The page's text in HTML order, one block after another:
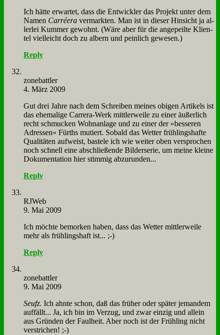
Ich hät­te er­war­tet, dass die Ent­wick­ler das Pro­jekt un­ter dem
Na­men Car­ré­era ver­mark­ten. Man ist in die­ser Hin­sicht ja al­
ler­lei Kum­mer ge­wohnt. (Wä­re aber für die an­ge­peil­te Kli­en­
tel viel­leicht doch zu al­bern und pein­lich ge­we­sen.)
Reply
zone­batt­ler
4. März 2009
Gut drei Jah­re nach dem Schrei­ben mei­nes obi­gen Ar­ti­kels ist
das ehe­ma­li­ge Car­rera-Werk mitt­ler­wei­le zu ei­ner äu­ßer­lich
recht schmucken Wohn­an­la­ge und zu ei­ner der »bes­se­ren
Adres­sen« Fürths mu­tiert. So­bald das Wet­ter früh­lings­haf­te
Qua­li­tä­ten auf­weist, ba­ste­le ich wie wei­ter oben ver­spro­chen
noch schnell ei­ne ab­schlie­ßen­de Bil­der­se­rie, um mei­ne klei­ne
Do­ku­men­ta­ti­on hier stim­mig ab­zu­run­den...
Reply
RJ­Web
9. Mai 2009
Ich möch­te be­mor­ken ha­ben, dass das Wet­ter mitt­ler­wei­le
mehr als früh­lings­haft ist... ;-)
Reply
zone­batt­ler
9. Mai 2009
Seufz. Ich ahn­te schon, daß das frü­her oder spä­ter je­man­dem
auf­fällt... Ja, ich bin im Ver­zug, und zwar ein­zig und al­lein
aus Grün­den der Faul­heit. Aber noch ist der Früh­ling nicht
ver­stri­chen! ;-)